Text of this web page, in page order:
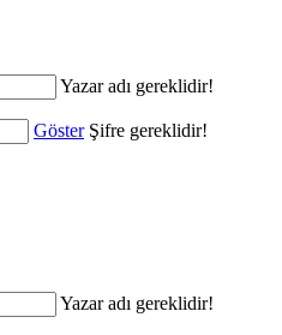
Yazar adı gereklidir!
Göster Şifre gereklidir!
Yazar adı gereklidir!